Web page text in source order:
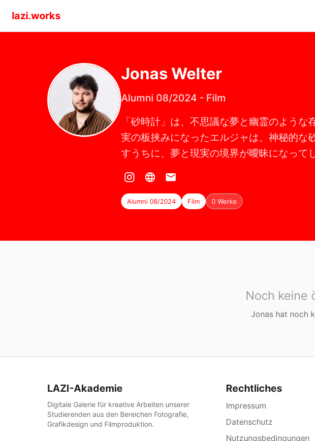
lazi.works
Jonas Welter
Alumni 08/2024 - Film
「砂時計」は、不思議な夢と幽霊のよう
実の板挟みになったエルジャは、神秘的な
すうちに、夢と現実の境界が曖昧になって
Alumni 08/2024 Film 0 Werke
Noch keine
Jonas hat noch
LAZI-Akademie
Digitale Galerie für kreative Arbeiten unserer
Studierenden aus den Bereichen Fotografie,
Grafikdesign und Filmproduktion.
Rechtliches
Impressum
Datenschutz
Nutzungsbedingungen